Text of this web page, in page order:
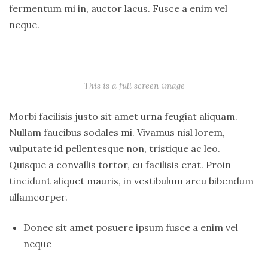
fermentum mi in, auctor lacus. Fusce a enim vel
neque.
This is a full screen image
Morbi facilisis justo sit amet urna feugiat aliquam.
Nullam faucibus sodales mi. Vivamus nisl lorem,
vulputate id pellentesque non, tristique ac leo.
Quisque a convallis tortor, eu facilisis erat. Proin
tincidunt aliquet mauris, in vestibulum arcu bibendum
ullamcorper.
Donec sit amet posuere ipsum fusce a enim vel
neque